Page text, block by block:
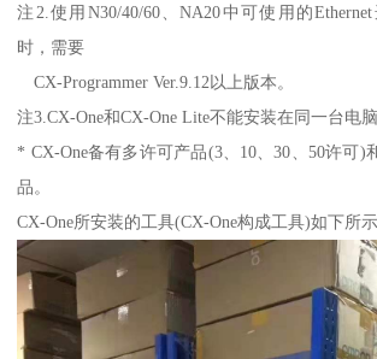
注2.使用N30/40/60、NA20中可使用的Ethernet
时，需要
CX-Programmer Ver.9.12以上版本。
注3.CX-One和CX-One Lite不能安装在同一台电
* CX-One备有多许可产品(3、10、30、50许可)
品。
CX-One所安装的工具(CX-One构成工具)如下所示